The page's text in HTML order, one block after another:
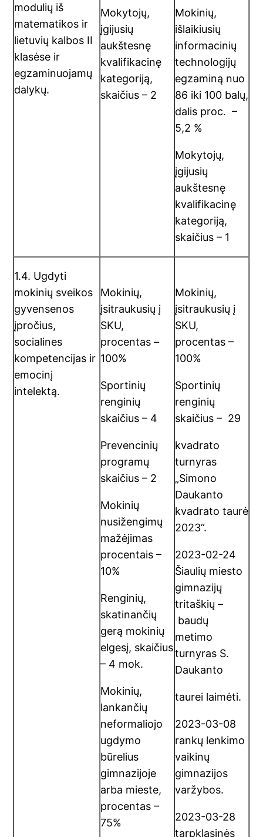
Mokytojų,
įgijusių
aukštesnę
kvalifikacinę
kategoriją,
skaičius – 2
Mokinių,
išlaikiusių
informacinių
technologijų
egzaminą nuo
86 iki 100 balų,
dalis proc. –
5,2 %
Mokytojų,
įgijusių
aukštesnę
kvalifikacinę
kategoriją,
skaičius – 1
modulių iš
matematikos ir
lietuvių kalbos II
klasėse ir
egzaminuojamų
dalykų.
1.4. Ugdyti
mokinių sveikos
gyvensenos
įpročius,
socialines
kompetencijas ir
emocinį
intelektą.
Mokinių,
įsitraukusių į
SKU,
procentas –
100%
Sportinių
renginių
skaičius – 4
Prevencinių
programų
skaičius – 2
Mokinių
nusižengimų
mažėjimas
procentais –
10%
Renginių,
skatinančių
gerą mokinių
elgesį, skaičius
– 4 mok.
Mokinių,
lankančių
neformaliojo
ugdymo
būrelius
gimnazijoje
arba mieste,
procentas –
75%
Mokinių,
įsitraukusių į
SKU,
procentas –
100%
Sportinių
renginių
skaičius – 29
kvadrato
turnyras
„Simono
Daukanto
kvadrato taurė
2023“.
2023-02-24
Šiaulių miesto
gimnazijų
tritaškių –
baudų
metimo
turnyras S.
Daukanto
taurei laimėti.
2023-03-08
rankų lenkimo
vaikinų
gimnazijos
varžybos.
2023-03-28
tarpklasinės